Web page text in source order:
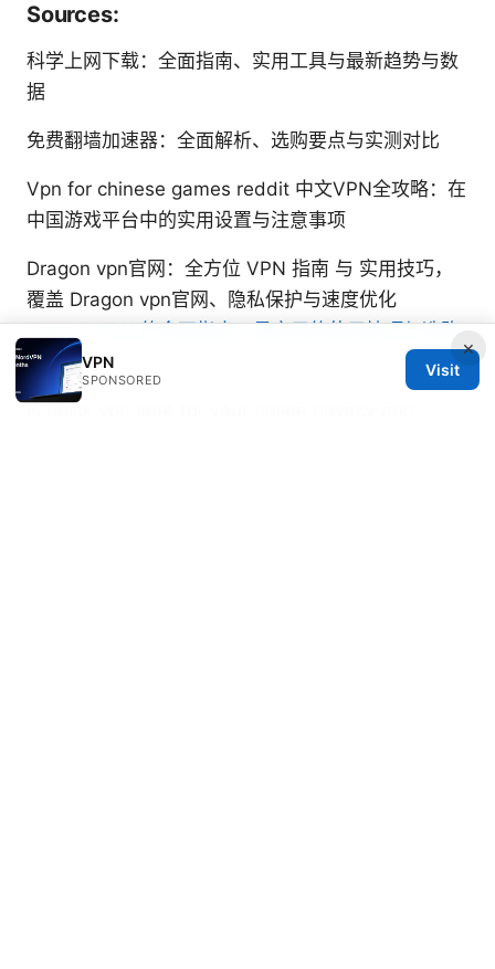
Sources:
科学上网下载：全面指南、实用工具与最新趋势与数
据
免费翻墙加速器：全面解析、选购要点与实测对比
Vpn for chinese games reddit 中文VPN全攻略：在
中国游戏平台中的实用设置与注意事项
Dragon vpn官网：全方位 VPN 指南 与 实用技巧，
覆盖 Dragon vpn官网、隐私保护与速度优化
Vpnly：VPN 的全面指南，最实用的使用技巧与选购
要点
Is quick vpn safe for your online privacy and
×
VPN
SPONSORED
Visit